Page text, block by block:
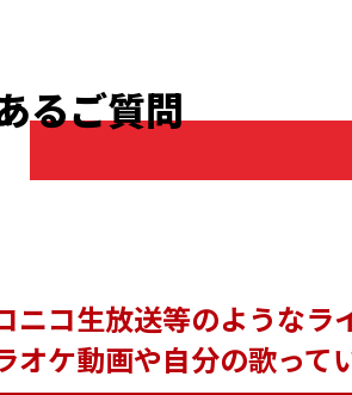
るご質問
ニコ生放送等のような
オケ動画や自分の歌って